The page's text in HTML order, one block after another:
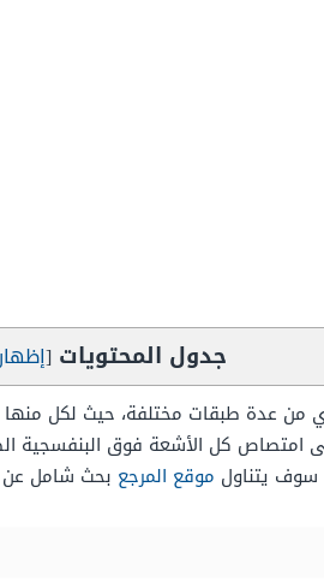
جدول المحتويات [
من عدة طبقات مختلفة، حيث لكل
امتصاص كل الأشعة فوق البنفسجية
سوف يتناول موقع المرجع بحث شامل عن